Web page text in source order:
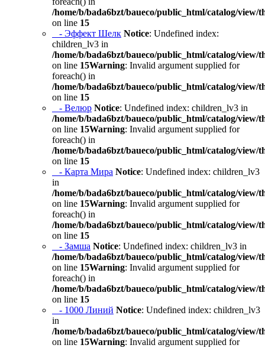
/home/b/bada6bzt/baueco/public_html/catalog/view/
on line 15
- Эффект Шелк Notice: Undefined index:
children_lv3 in
/home/b/bada6bzt/baueco/public_html/catalog/view/
on line 15Warning: Invalid argument supplied for
foreach() in
/home/b/bada6bzt/baueco/public_html/catalog/view/
on line 15
- Велюр Notice: Undefined index: children_lv3 in
/home/b/bada6bzt/baueco/public_html/catalog/view/
on line 15Warning: Invalid argument supplied for
foreach() in
/home/b/bada6bzt/baueco/public_html/catalog/view/
on line 15
- Карта Мира Notice: Undefined index: children_lv3
in
/home/b/bada6bzt/baueco/public_html/catalog/view/
on line 15Warning: Invalid argument supplied for
foreach() in
/home/b/bada6bzt/baueco/public_html/catalog/view/
on line 15
- Замша Notice: Undefined index: children_lv3 in
/home/b/bada6bzt/baueco/public_html/catalog/view/
on line 15Warning: Invalid argument supplied for
foreach() in
/home/b/bada6bzt/baueco/public_html/catalog/view/
on line 15
- 1000 Линий Notice: Undefined index: children_lv3
in
/home/b/bada6bzt/baueco/public_html/catalog/view/
on line 15Warning: Invalid argument supplied for